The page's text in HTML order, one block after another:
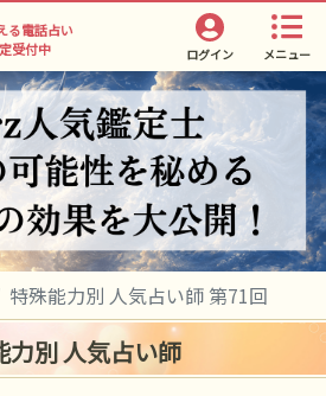
メニュー
る電話占い
受付中
ログイン
特殊能力別 人気占い師 第71回
力別 人気占い師